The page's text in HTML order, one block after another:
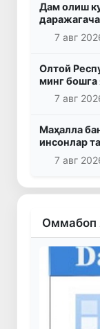
Дам олиш
7 авг
Олтой
минг бошга
7 авг
Маҳалла
инсонлар
7 авг
Оммабоп